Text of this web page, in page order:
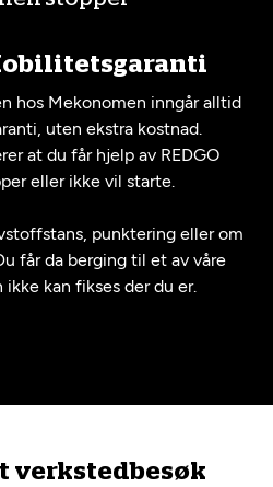
hos Mekonomen inngår alltid
uten ekstra kostnad.
at du får hjelp av REDGO
eller ikke vil starte.
punktering eller om
får da berging til et av våre
kan fikses der du er.
verkstedbesøk